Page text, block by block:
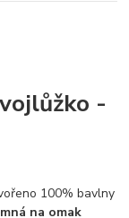
-
100% bavlny
na omak